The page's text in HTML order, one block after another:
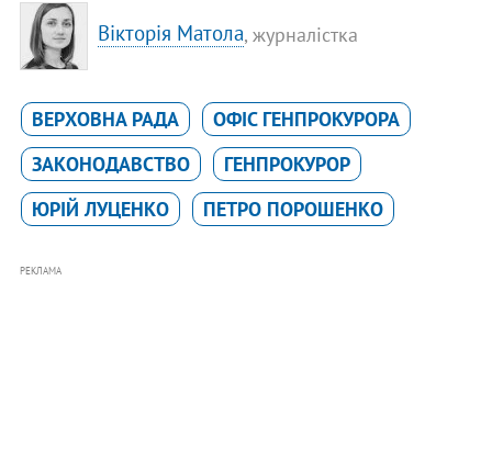
Вікторія Матола, журналістка
ВЕРХОВНА РАДА
ОФІС ГЕНПРОКУРОРА
ЗАКОНОДАВСТВО
ГЕНПРОКУРОР
ЮРІЙ ЛУЦЕНКО
ПЕТРО ПОРОШЕНКО
РЕКЛАМА